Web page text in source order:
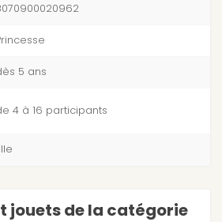
5 ans
4 à 16 participants
jouets de la catégorie